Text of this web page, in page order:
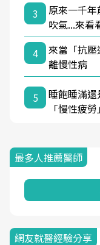
3
原來一千年
吹氣...來看
4
來當「抗
離慢性病
5
睡飽睡滿
「慢性疲勞」
最多人推薦醫師
網友就醫經驗分享